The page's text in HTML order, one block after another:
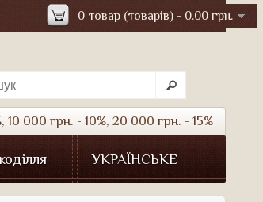
000 грн. - 10%, 20 000 грн. - 15%
0 товар (товарів) - 0.00 грн.
УКРАЇНСЬКЕ